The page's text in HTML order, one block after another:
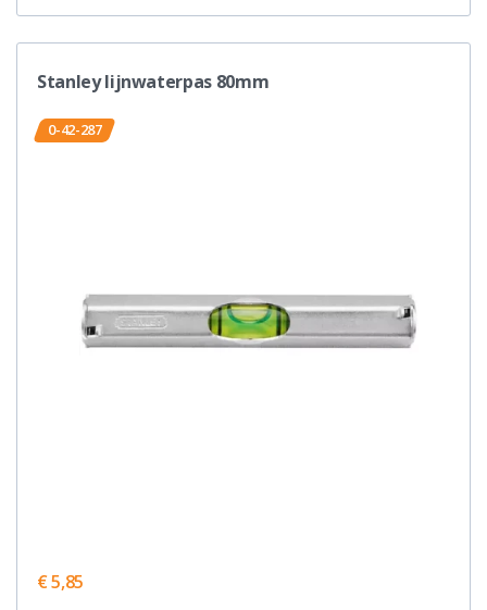
Stanley lijnwaterpas 80mm
0-42-287
€ 5,85